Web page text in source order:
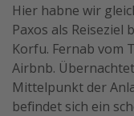
Hier habne wir
Paxos als
Korfu. Fernab vom
Airbnb.
Mittelpunkt der
befindet sich ein